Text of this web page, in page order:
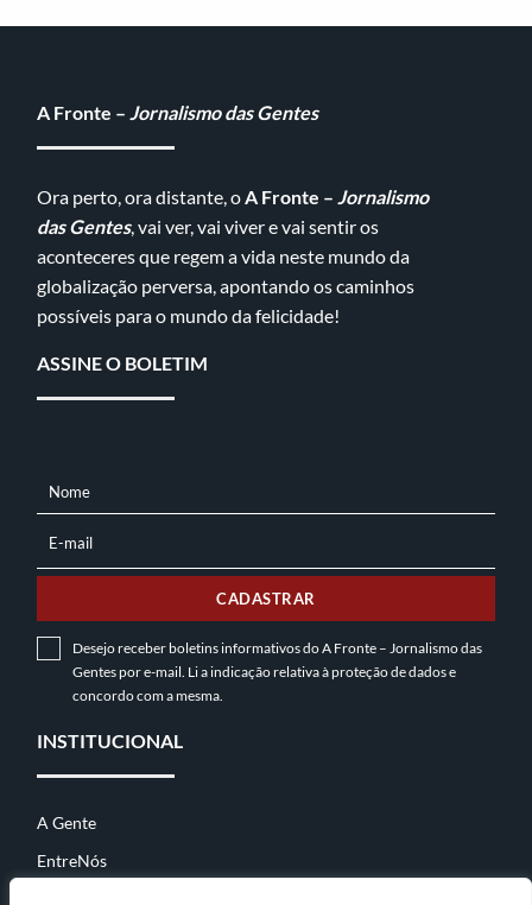
A Fronte – Jornalismo das Gentes
Ora perto, ora distante, oA Fronte – Jornalismo
das Gentes, vai ver, vai viver e vai sentir os
aconteceres que regem a vida neste mundo da
globalização perversa, apontando os caminhos
possíveis para o mundo da felicidade!
ASSINE O BOLETIM
NOME
Nome
MAIL
E-mail
CADASTRAR
Desejo receber boletins informativos do A Fronte – Jornalismo das
Gentes por e-mail. Li a indicação relativa àproteção de dadose
concordo com a mesma.
INSTITUCIONAL
A Gente
EntreNós